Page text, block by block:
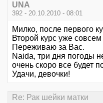
UNA
392 - 20.10.2010 - 08:01
Милко, после первого
Второй курс уже совсем
Переживаю за Вас.
Naida, три дня погоды
очень скоро все будет
Удачи, девочки!
Re: Рак шейки матки